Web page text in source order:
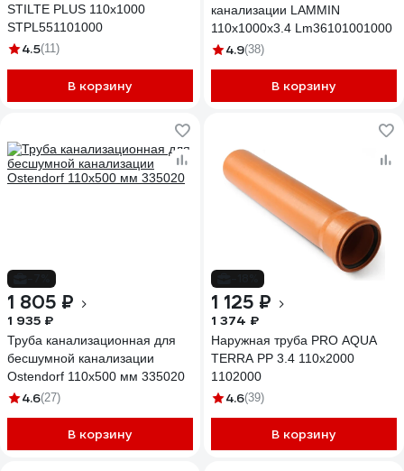
STILTE PLUS 110x1000
STPL551101000
4.5(11)
В корзину
канализации LAMMIN
110x1000x3.4 Lm36101001000
4.9(38)
В корзину
1 805 ₽
1 935 ₽
Труба канализационная для
бесшумной канализации
Ostendorf 110х500 мм 335020
4.6(27)
В корзину
1 125 ₽
1 374 ₽
Наружная труба PRO AQUA
TERRA PP 3.4 110x2000
1102000
4.6(39)
В корзину